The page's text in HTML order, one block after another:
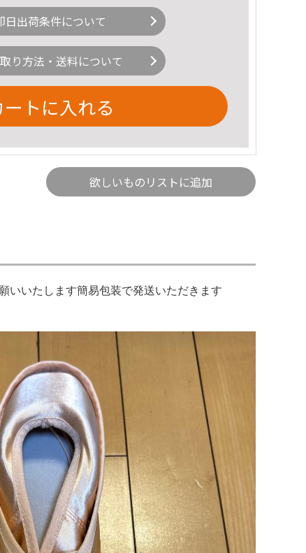
日出荷条件について
り方法・送料について
ートに入れる
欲しいものリストに追加
いいたします簡易包装で発送いただきます